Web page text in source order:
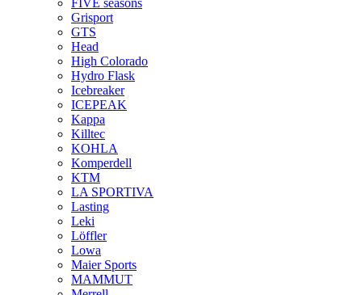
Grisport
GTS
Head
High Colorado
Hydro Flask
Icebreaker
ICEPEAK
Kappa
Killtec
KOHLA
Komperdell
KTM
LA SPORTIVA
Lasting
Leki
Löffler
Lowa
Maier Sports
MAMMUT